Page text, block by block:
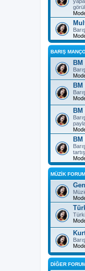
BARIŞ
BM
MÜZİK
DİĞER